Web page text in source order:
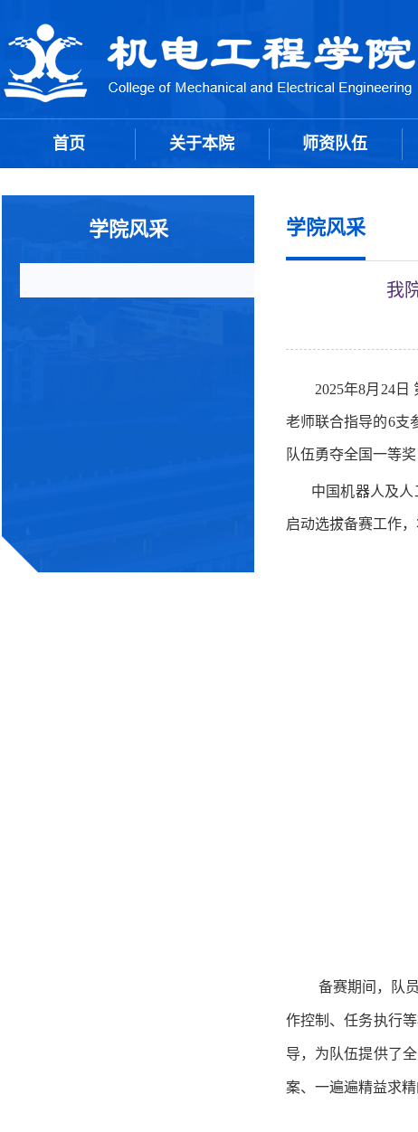
首页 关于本院 师资队伍
学院风采 学院风采
我
2025年8月24
老师联合指导的6支
队伍勇夺全国一等
中国机器人及
启动选拔备赛工作
备赛期间，队
作控制、任务执行
导，为队伍提供了
案、一遍遍精益求